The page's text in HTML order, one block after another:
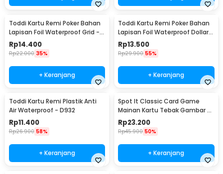
Toddi Kartu Remi Poker Bahan
Lapisan Foil Waterproof Grid -
TH73A
Rp14.400
Rp22.000 35%
+ Keranjang
Toddi Kartu Remi Poker Bahan
Lapisan Foil Waterproof Dollar -
TH73A
Rp13.500
Rp29.900 55%
+ Keranjang
Toddi Kartu Remi Plastik Anti
Air Waterproof - D932
Rp11.400
Rp26.900 58%
+ Keranjang
Spot It Classic Card Game
Mainan Kartu Tebak Gambar -
L7715
Rp23.200
Rp45.900 50%
+ Keranjang